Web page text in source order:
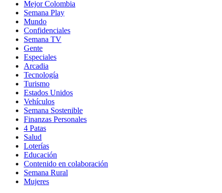
Mejor Colombia
Semana Play
Mundo
Confidenciales
Semana TV
Gente
Especiales
Arcadia
Tecnología
Turismo
Estados Unidos
Vehículos
Semana Sostenible
Finanzas Personales
4 Patas
Salud
Loterías
Educación
Contenido en colaboración
Semana Rural
Mujeres